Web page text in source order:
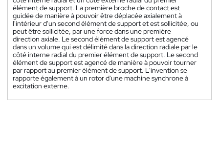
élément de support. La première broche de contact est
guidée de manière à pouvoir être déplacée axialement à
l'intérieur d'un second élément de support et est sollicitée, ou
peut être sollicitée, par une force dans une première
direction axiale. Le second élément de support est agencé
dans un volume qui est délimité dans la direction radiale par le
côté interne radial du premier élément de support. Le second
élément de support est agencé de manière à pouvoir tourner
par rapport au premier élément de support. L'invention se
rapporte également à un rotor d'une machine synchrone à
excitation externe.